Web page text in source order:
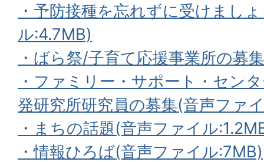
・予防接種を忘れずに受けまし
ル:4.7MB)
・ばら祭/子育て応援事業所の募
・ファミリー・サポート・セン
発研究所研究員の募集(音声ファ
・まちの話題(音声ファイル
・情報ひろば(音声ファイル:7MB)